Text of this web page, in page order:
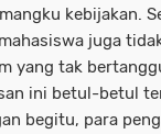
kebijakan.
juga
yang tak
ini betul-betul
begitu, para